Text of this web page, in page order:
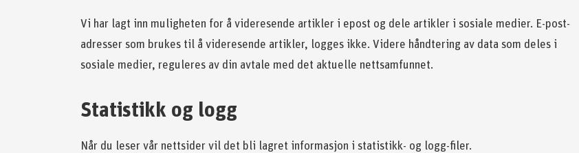
Vi har lagt inn muligheten for å videresende artikler i epost og dele artikler i sosiale medier. E-post-
adresser som brukes til å videresende artikler, logges ikke. Videre håndtering av data som deles i
sosiale medier, reguleres av din avtale med det aktuelle nettsamfunnet.
Statistikk og logg
Når du leser vår nettsider vil det bli lagret informasjon i statistikk- og logg-filer.